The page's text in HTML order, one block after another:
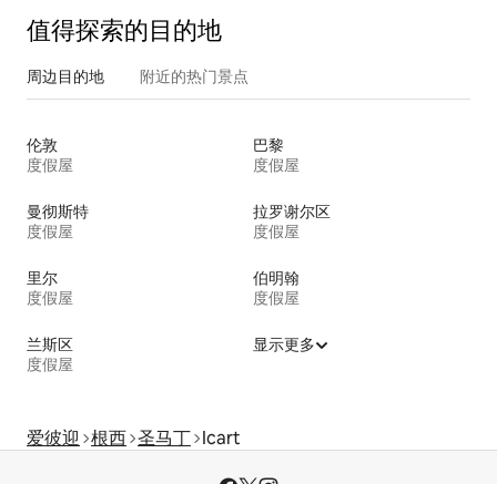
值得探索的目的地
周边目的地 附近的热门景点
伦敦
度假屋
巴黎
度假屋
曼彻斯特
度假屋
拉罗谢尔区
度假屋
里尔
度假屋
伯明翰
度假屋
兰斯区
度假屋
显示更多
爱彼迎 根西 圣马丁 Icart